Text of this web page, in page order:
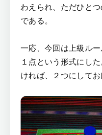
わえられ、ただひと
である。
一応、今回は上級ル
１点という形式にし
ければ、２つにしてお